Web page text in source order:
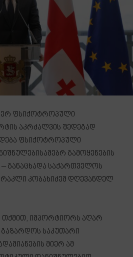
ფსიქოტროპული
აკრძალვის შედეგად
ფსიქოტროპული
გამოყენების
განაცხადა საქართველოს
კობახიძემ დღევანდელ
თქმით, იმპორტიორს აღარ
გაზარდოს საკუთარი
მიერ ამ